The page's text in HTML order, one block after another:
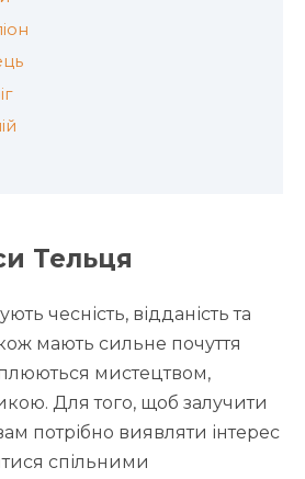
Тельця
чесність, відданість та
мають сильне почуття
мистецтвом,
Для того, щоб залучити
потрібно виявляти інтерес
спільними